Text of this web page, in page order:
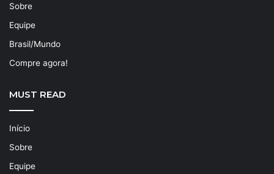
Sobre
Equipe
Brasil/Mundo
Compre agora!
MUST READ
Início
Sobre
Equipe